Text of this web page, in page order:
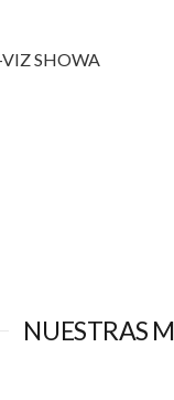
SHOWA
NUESTRAS